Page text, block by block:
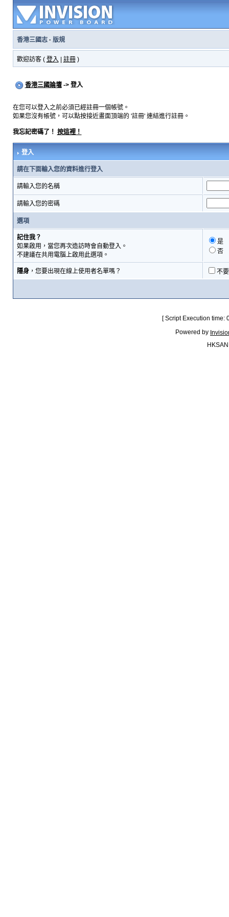
香港三國志· 版規
歡迎訪客 ( 登入 註冊)
香港三國論壇-> 登入
在您可以登入之前必須已經註冊一個帳號。
如果您沒有帳號，可以點按接近畫面頂端的 '註冊' 連結進行註冊。
我忘記密碼了！ 按這裡！
登入
請在下面輸入您的資料進行登入
請輸入您的名稱
請輸入您的密碼
選項
記住我？
如果啟用，當您再次造訪時會自動登入。
不建議在共用電腦上啟用此選項。
是
否
隱身，您要出現在線上使用者名單嗎？ 不
[ Script Execution
Powered by